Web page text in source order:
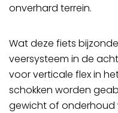
onverhard terrein.
Wat deze fiets
veersysteem in de
voor verticale flex in
schokken worden
gewicht of onderhoud